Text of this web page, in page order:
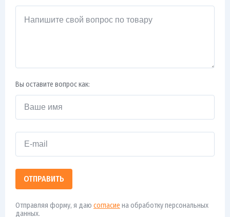
Вы оставите вопрос как:
ОТПРАВИТЬ
Отправляя форму, я даю согласие на обработку персональных
данных.